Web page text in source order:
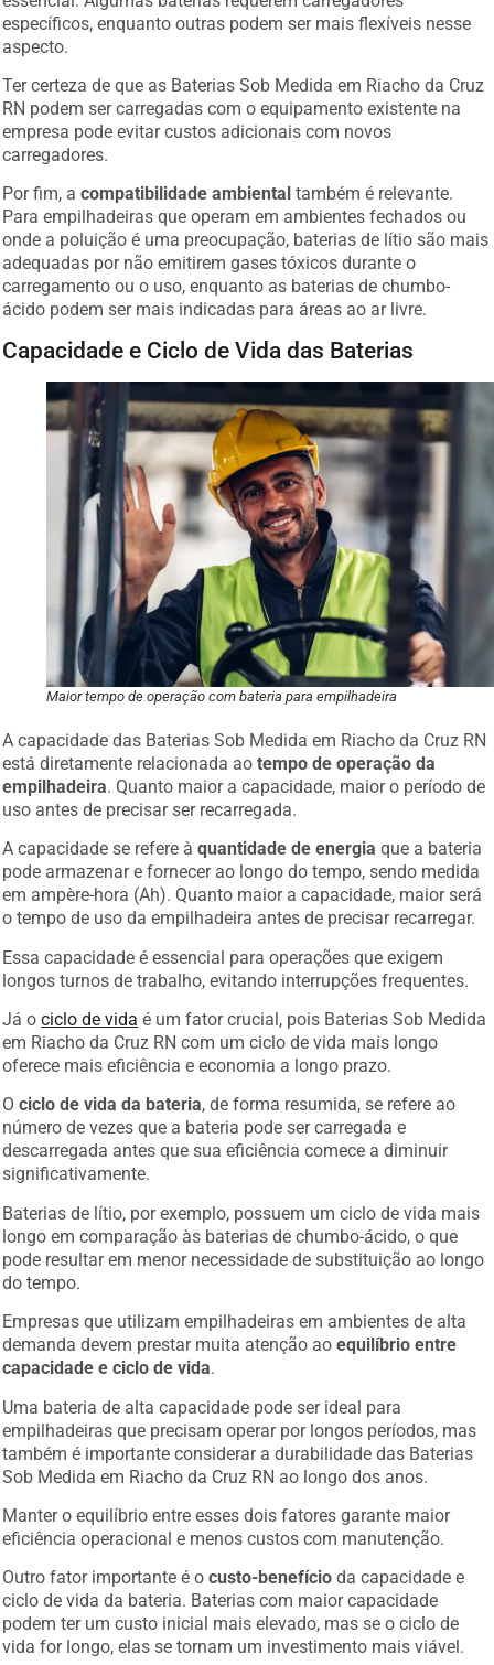
específicos, enquanto outras podem ser mais flexíveis nesse
aspecto.
Ter certeza de que as Baterias Sob Medida em Riacho da Cruz
RN podem ser carregadas com o equipamento existente na
empresa pode evitar custos adicionais com novos
carregadores.
Por fim, a compatibilidade ambiental também é relevante.
Para empilhadeiras que operam em ambientes fechados ou
onde a poluição é uma preocupação, baterias de lítio são mais
adequadas por não emitirem gases tóxicos durante o
carregamento ou o uso, enquanto as baterias de chumbo-
ácido podem ser mais indicadas para áreas ao ar livre.
Capacidade e Ciclo de Vida das Baterias
Maior tempo de operação com bateria para empilhadeira
A capacidade das Baterias Sob Medida em Riacho da Cruz RN
está diretamente relacionada aotempo de operação da
empilhadeira . Quanto maior a capacidade, maior o período de
uso antes de precisar ser recarregada.
A capacidade se refere à quantidade de energia que a bateria
pode armazenar e fornecer ao longo do tempo, sendo medida
em ampère-hora (Ah). Quanto maior a capacidade, maior será
o tempo de uso da empilhadeira antes de precisar recarregar.
Essa capacidade é essencial para operações que exigem
longos turnos de trabalho, evitando interrupções frequentes.
Já o ciclo de vida é um fator crucial, pois Baterias Sob Medida
em Riacho da Cruz RN com um ciclo de vida mais longo
oferece mais eficiência e economia a longo prazo.
O ciclo de vida da bateria , de forma resumida, se refere ao
número de vezes que a bateria pode ser carregada e
descarregada antes que sua eficiência comece a diminuir
significativamente.
Baterias de lítio, por exemplo, possuem um ciclo de vida mais
longo em comparação às baterias de chumbo-ácido, o que
pode resultar em menor necessidade de substituição ao longo
do tempo.
Empresas que utilizam empilhadeiras em ambientes de alta
demanda devem prestar muita atenção ao equilíbrio entre
capacidade e ciclo de vida
Uma bateria de alta capacidade pode ser ideal para
empilhadeiras que precisam operar por longos períodos, mas
também é importante considerar a durabilidade das Baterias
Sob Medida em Riacho da Cruz RN ao longo dos anos.
Manter o equilíbrio entre esses dois fatores garante maior
eficiência operacional e menos custos com manutenção.
Outro fator importante é o custo-benefício da capacidade e
ciclo de vida da bateria. Baterias com maior capacidade
podem ter um custo inicial mais elevado, mas se o ciclo de
vida for longo, elas se tornam um investimento mais viável.